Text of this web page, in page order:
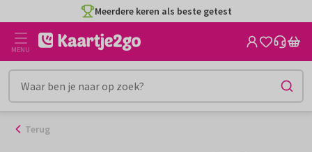
naar
inhoud
Meerdere keren als beste getest
MENU
Terug